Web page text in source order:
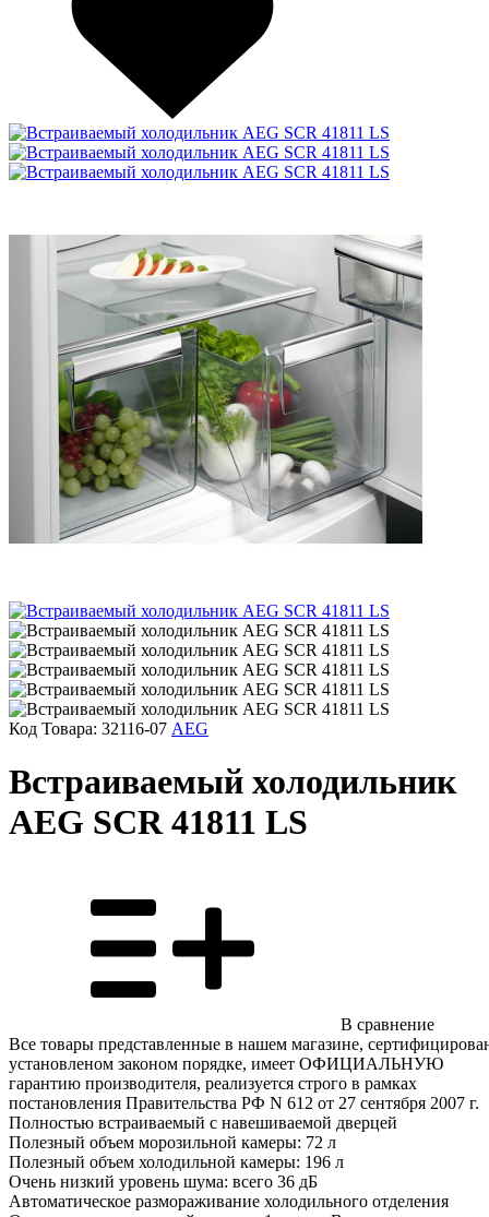
Код Товара: 32116-07 AEG
Встраиваемый холодильник
AEG SCR 41811 LS
В сравнение
Все товары представленные в нашем магазине,
установленом законом порядке, имеет ОФИЦИАЛЬНУЮ
гарантию производителя, реализуется строго в рамках
постановления Правительства РФ N 612 от 27 сентября 2007 г.
Полностью встраиваемый с навешиваемой дверцей
Полезный объем морозильной камеры: 72 л
Полезный объем холодильной камеры: 196 л
Очень низкий уровень шума: всего 36 дБ
Автоматическое размораживание холодильного отделения